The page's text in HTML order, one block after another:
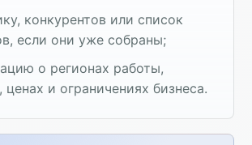
конкурентов или список
если они уже собраны;
о регионах работы,
ценах и ограничениях бизнеса.